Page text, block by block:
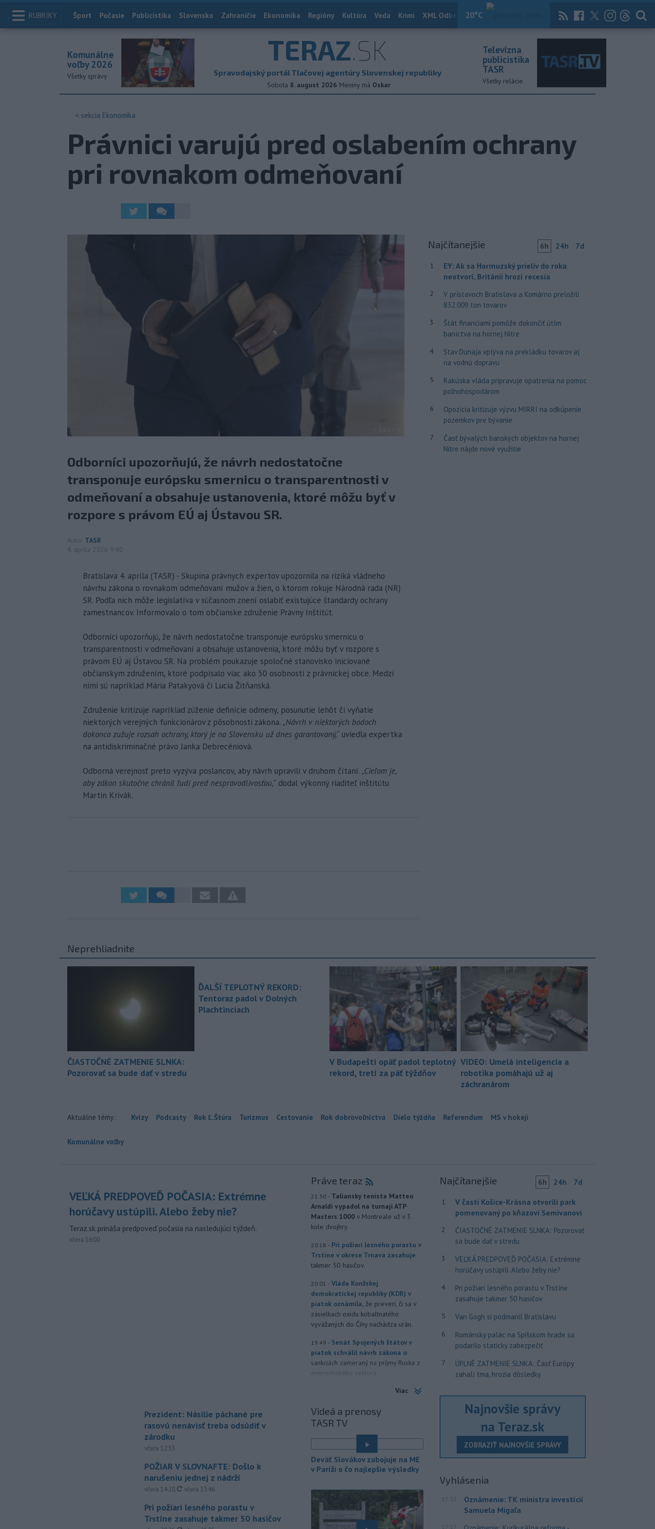
RUBRIKY 20°C
Index
Šport Počasie Publicistika Slovensko Zahraničie Ekonomika Regióny Kultúra Veda Krimi XML Odber Knihy Magazín News Now Archív
TERAZ.SK
Spravodajský portál Tlačovej agentúry Slovenskej republiky
Sobota 8. august 2026 Meniny má Oskar
Komunálne
voľby 2026
Všetky správy
Televízna
publicistika
TASR
Všetky relácie
< sekcia Ekonomika
Právnici varujú pred oslabením ochrany
pri rovnakom odmeňovaní
Odborníci upozorňujú, že návrh nedostatočne
transponuje európsku smernicu o transparentnosti v
odmeňovaní a obsahuje ustanovenia, ktoré môžu byť v
rozpore s právom EÚ aj Ústavou SR.
Autor TASR
4. apríla 2026 9:40
Bratislava 4. apríla (TASR) - Skupina právnych expertov upozornila na riziká vládneho
návrhu zákona o rovnakom odmeňovaní mužov a žien, o ktorom rokuje Národná rada (NR)
SR. Podľa nich môže legislatíva v súčasnom znení oslabiť existujúce štandardy ochrany
zamestnancov. Informovalo o tom občianske združenie Právny Inštitút.
Odborníci upozorňujú, že návrh nedostatočne transponuje európsku smernicu o
transparentnosti v odmeňovaní a obsahuje ustanovenia, ktoré môžu byť v rozpore s
právom EÚ aj Ústavou SR. Na problém poukazuje spoločné stanovisko iniciované
občianskym združením, ktoré podpísalo viac ako 50 osobností z právnickej obce. Medzi
nimi sú napríklad Mária Patakyová či Lucia Žitňanská.
Združenie kritizuje napríklad zúženie definície odmeny, posunutie lehôt či vyňatie
niektorých verejných funkcionárov z pôsobnosti zákona. „Návrh v niektorých bodoch
dokonca zužuje rozsah ochrany, ktorý je na Slovensku už dnes garantovaný,“ uviedla expertka
na antidiskriminačné právo Janka Debrecéniová.
Odborná verejnosť preto vyzýva poslancov, aby návrh upravili v druhom čítaní. „Cieľom je,
aby zákon skutočne chránil ľudí pred nespravodlivosťou,“ dodal výkonný riaditeľ inštitútu
Martin Krivák.
Najčítanejšie 6h 24h 7d
1
EY: Ak sa Hormuzský prieliv do roka
neotvorí, Británii hrozí recesia
2
V prístavoch Bratislava a Komárno preložili
832.009 ton tovarov
3
Štát financiami pomôže dokončiť útlm
baníctva na hornej Nitre
4
Stav Dunaja vplýva na prekládku tovarov aj
na vodnú dopravu
5
Rakúska vláda pripravuje opatrenia na pomoc
poľnohospodárom
6
Opozícia kritizuje výzvu MIRRI na odkúpenie
pozemkov pre bývanie
7
Časť bývalých banských objektov na hornej
Nitre nájde nové využitie
Neprehliadnite
ČIASTOČNÉ ZATMENIE SLNKA:
Pozorovať sa bude dať v stredu
ĎALŠÍ TEPLOTNÝ REKORD:
Tentoraz padol v Dolných
Plachtinciach
V Budapešti opäť padol teplotný
rekord, tretí za päť týždňov
VIDEO: Umelá inteligencia a
robotika pomáhajú už aj
záchranárom
Aktuálne témy: Kvízy Podcasty Rok Ľ.Štúra Turizmus Cestovanie Rok dobrovoľníctva Dielo týždňa Referendum MS v hokeji
Komunálne voľby
VEĽKÁ PREDPOVEĎ POČASIA: Extrémne
horúčavy ustúpili. Alebo žeby nie?
Teraz.sk prináša predpoveď počasia na nasledujúci týždeň.
včera 16:00
Prezident: Násilie páchané pre
rasovú nenávisť treba odsúdiť v
zárodku
včera 12:33
POŽIAR V SLOVNAFTE: Došlo k
narušeniu jednej z nádrží
včera 14:20, aktualizované
včera 15:46
Pri požiari lesného porastu v
Trstíne zasahuje takmer 50 hasičov
Práve teraz
21:30 - Taliansky tenista Matteo
Arnaldi vypadol na turnaji ATP
Masters 1000 v Montreale už v 3.
kole dvojhry.
20:18 - Pri požiari lesného porastu v
Trstíne v okrese Trnava zasahuje
takmer 50 hasičov.
20:01 - Vláda Konžskej
demokratickej republiky (KDR) v
piatok oznámila, že preverí, či sa v
zásielkach oxidu kobaltnatého
vyvážaných do Číny nachádza urán.
19:49 - Senát Spojených štátov v
piatok schválil návrh zákona o
sankciách zameraný na príjmy Ruska z
energetického sektora.
Slovenská polícia prispela k
ktorý sa podarilo ukončiť
právoplatným odsúdením páchateľa v
15:21 - Piatkový požiar v
bratislavskej rafinérii Slovnaft je
pod kontrolou.Príčina jeho vzniku
TASR to potvrdil hovorca rafinérie
Anton Molnár.
15:17 - Ministerstvo kultúry (MK) SR
Viac
Videá a prenosy
TASR TV
Deväť Slovákov zabojuje na ME
v Paríži o čo najlepšie výsledky
Najčítanejšie 6h 24h 7d
1
V časti Košice-Krásna otvorili park
pomenovaný po kňazovi Semivanovi
2
ČIASTOČNÉ ZATMENIE SLNKA: Pozorovať
sa bude dať v stredu
3
VEĽKÁ PREDPOVEĎ POČASIA: Extrémne
horúčavy ustúpili. Alebo žeby nie?
4
Pri požiari lesného porastu v Trstíne
zasahuje takmer 50 hasičov
5 Van Gogh si podmanil Bratislavu
6
Románsky palác na Spišskom hrade sa
podarilo staticky zabezpečiť
7
ÚPLNÉ ZATMENIE SLNKA: Časť Európy
zahalí tma, hrozia dôsledky
Najnovšie správy
na Teraz.sk
ZOBRAZIŤ NAJNOVŠIE SPRÁVY
Vyhlásenia
17:32
Oznámenie: TK ministra investícií
Samuela Migaľa
17:17